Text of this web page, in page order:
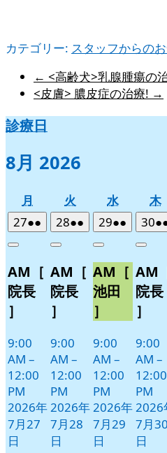
カテゴリー: スタッフからの
← <高齢犬>乳腺腫瘍の
<皮膚> 膿皮症の治療! →
診療日
8月 2026
月
曜
日
火
曜
日
水水
曜
日
木木
272026
年
月
27
日
●●
件
イ
ベ
ト)
Close
AM［
院長
］
9:00
AM –
12:00
PM
2026年
7月27
日
282026
年
月
28
日
●●
件
イ
ベ
ト)
Close
AM［
院長
］
9:00
AM –
12:00
PM
2026年
7月28
日
292026
年
月
29
日
●●
件
イ
ベ
ト)
Close
AM［
池田
］
9:00
AM –
12:00
PM
2026年
7月29
日
30
年
月
30
日
Close
AM
院長
］
9:00
AM –
12:00
PM
2026
7月30
日